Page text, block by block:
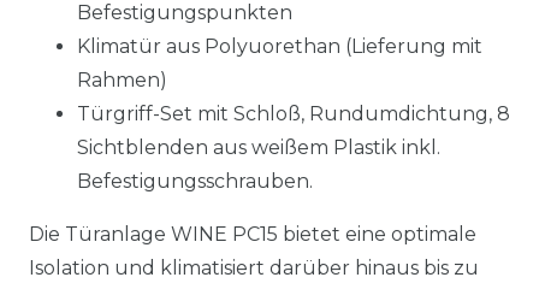
Befestigungspunkten
Klimatür aus Polyuorethan (Lieferung mit
Rahmen)
Türgriff-Set mit Schloß, Rundumdichtung, 8
Sichtblenden aus weißem Plastik inkl.
Befestigungsschrauben.
Die Türanlage WINE PC15 bietet eine optimale
Isolation und klimatisiert darüber hinaus bis zu